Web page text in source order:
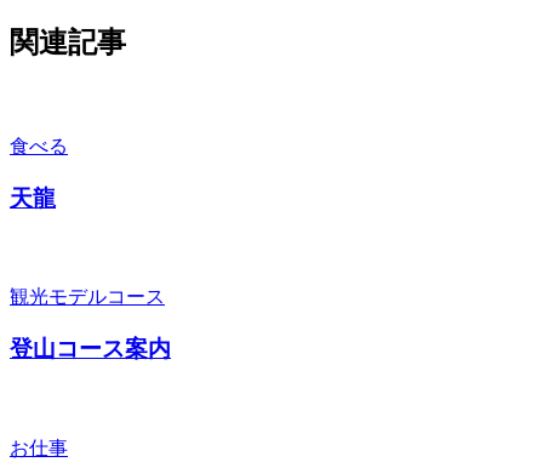
関連記事
食べる
天龍
観光モデルコース
登山コース案内
お仕事